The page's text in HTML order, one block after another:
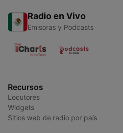
Radio en Vivo
Emisoras y Podcasts
Recursos
Locutores
Widgets
Sitios web de radio por país